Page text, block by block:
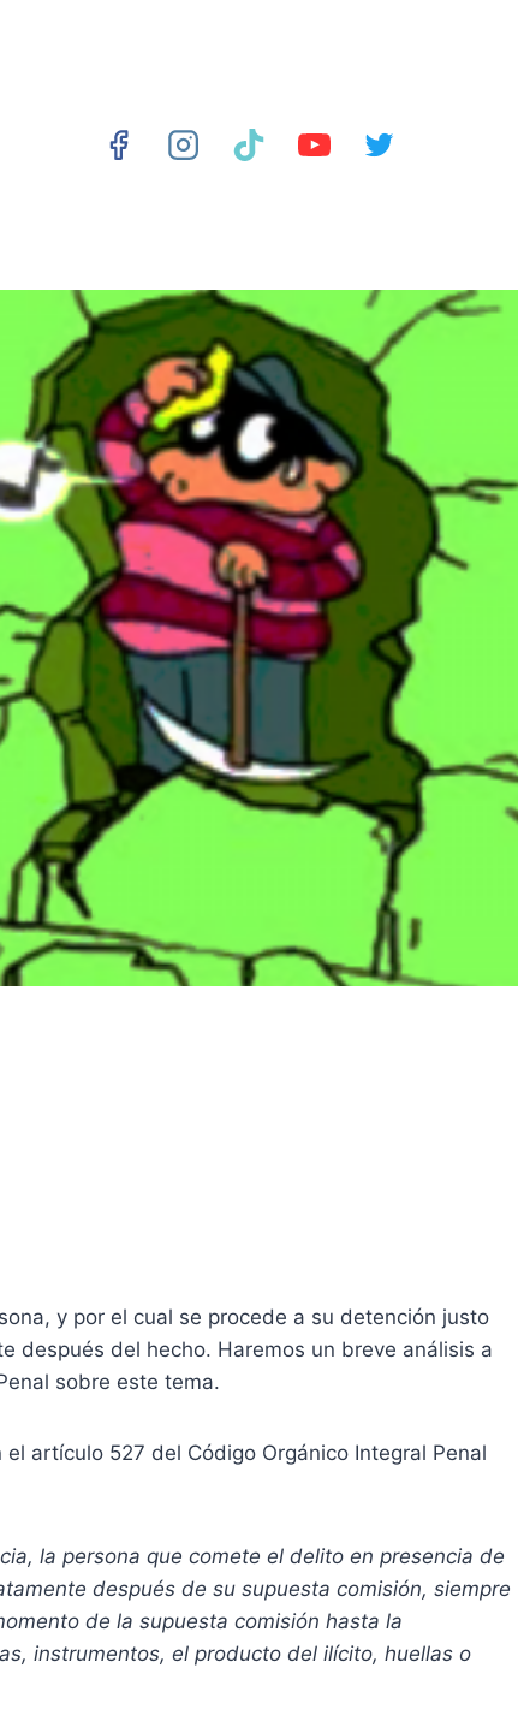
y por el cual se procede a su detención justo
después del hecho. Haremos un breve análisis a
sobre este tema.
artículo 527 del Código Orgánico Integral Penal
la persona que comete el delito en presencia de
después de su supuesta comisión, siempre
de la supuesta comisión hasta la
instrumentos, el producto del ilícito, huellas o